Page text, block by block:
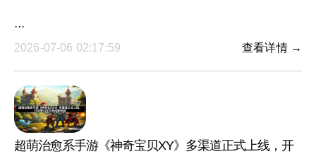
···
2026-07-06 02:17:59
查看详情 →
超萌治愈系手游《神奇宝贝XY》多渠道正式上线，开